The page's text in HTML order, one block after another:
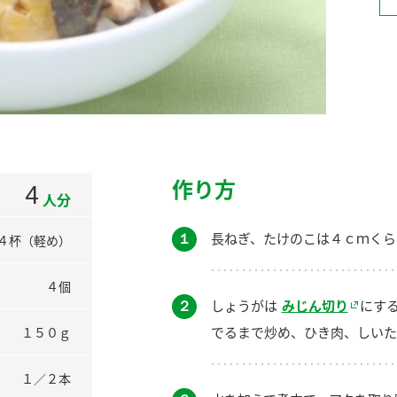
4 人分
杯（軽め）
４個
１５０ｇ
１／２本
作り方
１ 長ねぎ、たけのこは４ｃｍく
２ しょうがは みじん切り
にす
でるまで炒め、ひき肉、しい